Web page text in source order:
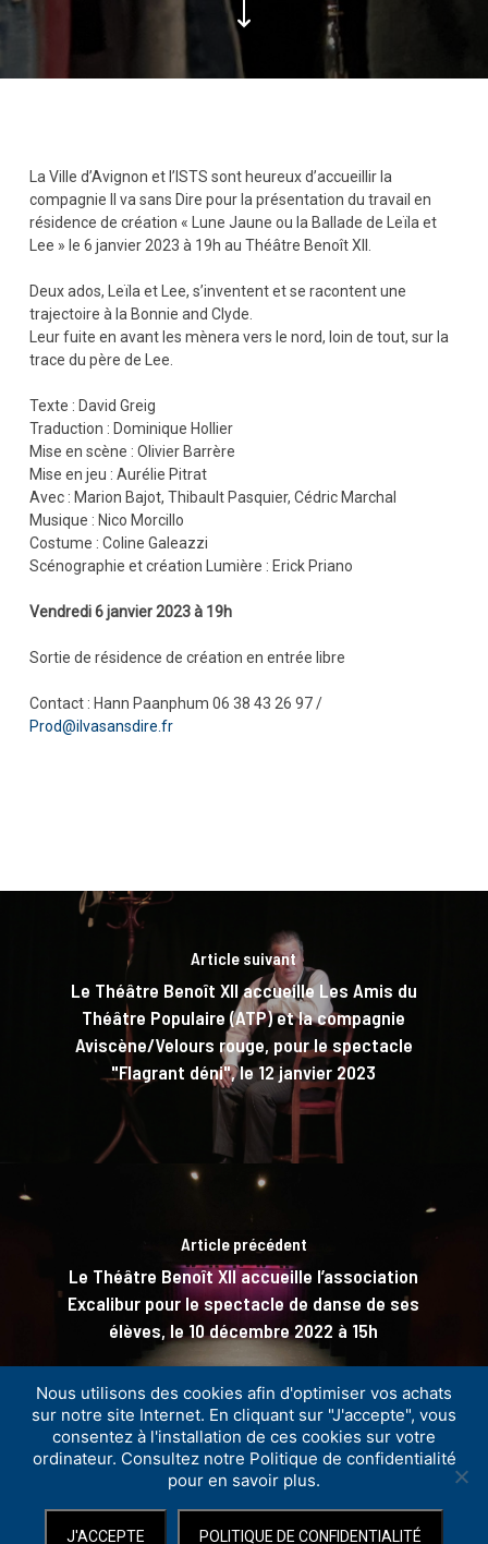
La Ville d’Avignon et l’ISTS sont heureux d’accueillir la
compagnie Il va sans Dire pour la présentation du travail en
résidence de création « Lune Jaune ou la Ballade de Leïla et
Lee » le 6 janvier 2023 à 19h au Théâtre Benoît XII.
Deux ados, Leïla et Lee, s’inventent et se racontent une
trajectoire à la Bonnie and Clyde.
Leur fuite en avant les mènera vers le nord, loin de tout, sur la
trace du père de Lee.
Texte : David Greig
Traduction : Dominique Hollier
Mise en scène : Olivier Barrère
Mise en jeu : Aurélie Pitrat
Avec : Marion Bajot, Thibault Pasquier, Cédric Marchal
Musique : Nico Morcillo
Costume : Coline Galeazzi
Scénographie et création Lumière : Erick Priano
Vendredi 6 janvier 2023 à 19h
Sortie de résidence de création en entrée libre
Contact : Hann Paanphum 06 38 43 26 97 /
Prod@ilvasansdire.fr
Article suivant
Le Théâtre Benoît XII accueille Les Amis du
Théâtre Populaire (ATP) et la compagnie
Aviscène/Velours rouge, pour le spectacle
"Flagrant déni", le 12 janvier 2023
Article précédent
Le Théâtre Benoît XII accueille l’association
Excalibur pour le spectacle de danse de ses
élèves, le 10 décembre 2022 à 15h
Politique de confidentialité-Mentions légales
Nous utilisons des cookies afin d'optimiser vos achats
sur notre site Internet. En cliquant sur "J'accepte", vous
consentez à l'installation de ces cookies sur votre
ordinateur. Consultez notre Politique de confidentialité
pour en savoir plus.
J'ACCEPTE POLITIQUE DE CONFIDENTIALITÉ